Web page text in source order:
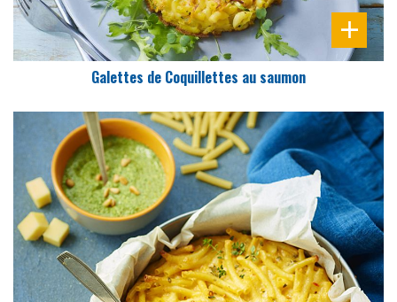
Galettes de Coquillettes au saumon
DIFFICULTÉ